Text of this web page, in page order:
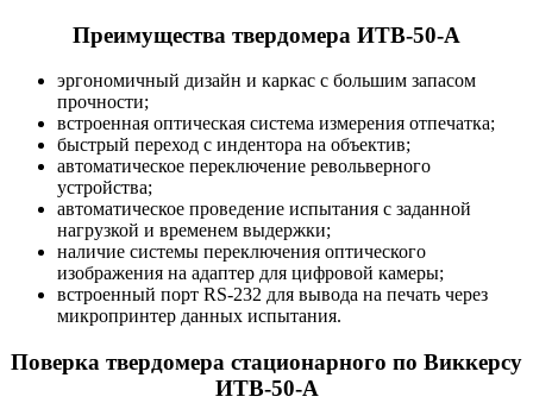
Преимущества твердомера ИТВ-50-А
эргономичный дизайн и каркас с большим запасом
прочности;
встроенная оптическая система измерения отпечатка;
быстрый переход с индентора на объектив;
автоматическое переключение револьверного
устройства;
автоматическое проведение испытания с заданной
нагрузкой и временем выдержки;
наличие системы переключения оптического
изображения на адаптер для цифровой камеры;
встроенный порт RS-232 для вывода на печать через
микропринтер данных испытания.
Поверка твердомера стационарного по Виккерсу
ИТВ-50-А